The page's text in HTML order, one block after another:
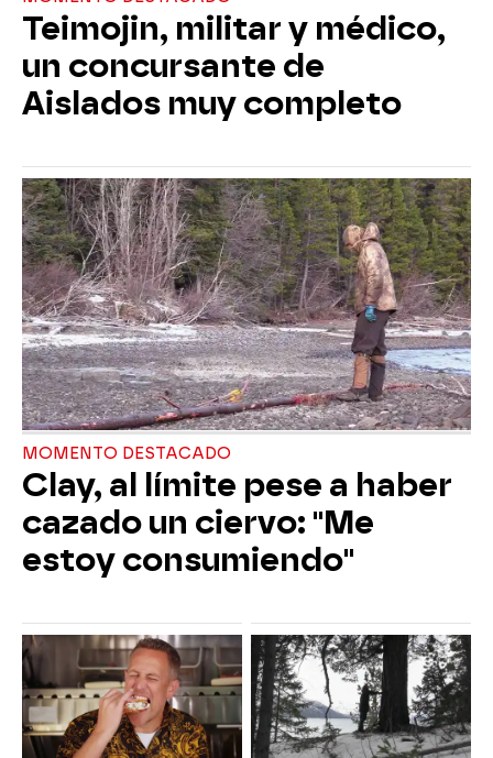
Teimojin, militar y médico,
un concursante de
Aislados muy completo
MOMENTO DESTACADO
Clay, al límite pese a haber
cazado un ciervo: "Me
estoy consumiendo"